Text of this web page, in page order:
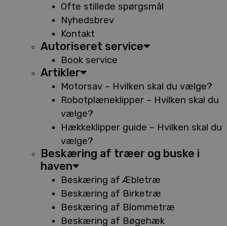
Ofte stillede spørgsmål
Nyhedsbrev
Kontakt
Autoriseret service
Book service
Artikler
Motorsav – Hvilken skal du vælge?
Robotplæneklipper – Hvilken skal du
vælge?
Hækkeklipper guide – Hvilken skal du
vælge?
Beskæring af træer og buske i
haven
Beskæring af Æbletræ
Beskæring af Birketræ
Beskæring af Blommetræ
Beskæring af Bøgehæk